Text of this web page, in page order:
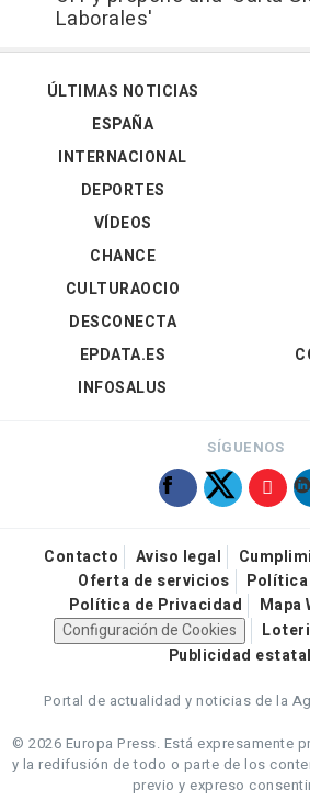
Laborales'
ÚLTIMAS NOTICIAS
ESPAÑA
INTERNACIONAL
DEPORTES
VÍDEOS
CHANCE
CULTURAOCIO
DESCONECTA
EPDATA.ES
INFOSALUS
SÍGUENOS
Contacto Aviso legal
Oferta de servicios
Política de Privacidad
Mapa
Configuración de Cookies
Publicidad estatal
Portal de actualidad y noticias de la
© 2026 Europa Press. Está expresamente
y la redifusión de todo o parte de los
previo y expreso